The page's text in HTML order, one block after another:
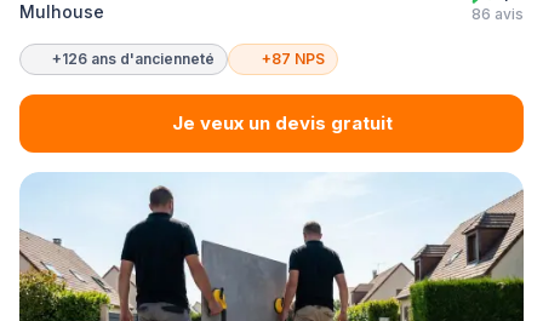
Mulhouse
86 avis
+126 ans d'ancienneté +87 NPS
Je veux un devis gratuit